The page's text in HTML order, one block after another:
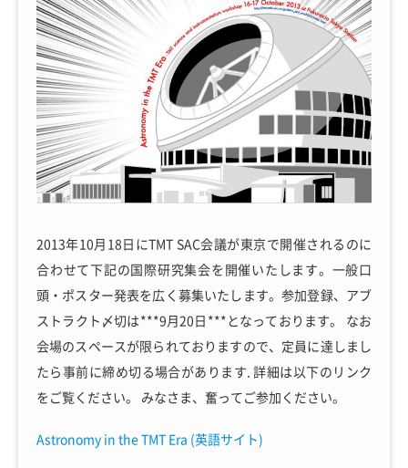
2013年10月18日にTMT SAC会議が東京で開催されるのに
合わせて下記の国際研究集会を開催いたします。一般口
頭・ポスター発表を広く募集いたします。参加登録、アブ
ストラクト〆切は***9月20日***となっております。 なお
会場のスペースが限られておりますので、定員に達しまし
たら事前に締め切る場合があります. 詳細は以下のリンク
をご覧ください。 みなさま、奮ってご参加ください。
Astronomy in the TMT Era (英語サイト)